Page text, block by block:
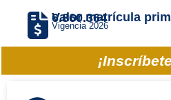
Valor matrícula primer ingreso: $ 6.860.364
Vigencia 2026